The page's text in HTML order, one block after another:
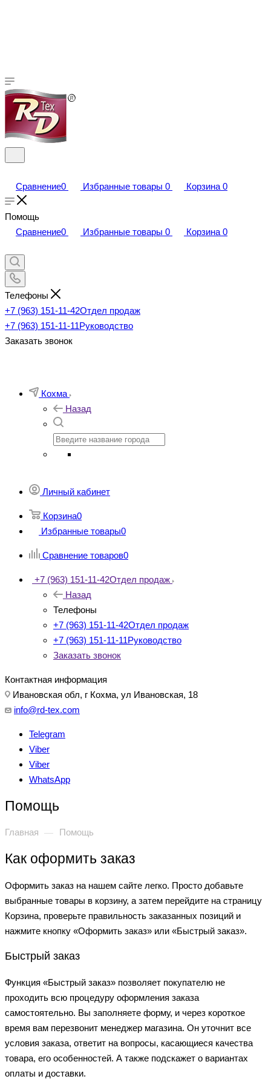
Сравнение0 Избранные товары 0 Корзина 0
Помощь
Сравнение0 Избранные товары 0 Корзина 0
Телефоны
+7 (963) 151-11-42Отдел продаж
+7 (963) 151-11-11Руководство
Заказать звонок
Кохма
Назад
Личный кабинет
Корзина0
Избранные товары0
Сравнение товаров0
+7 (963) 151-11-42Отдел продаж
Назад
Телефоны
+7 (963) 151-11-42Отдел продаж
+7 (963) 151-11-11Руководство
Заказать звонок
Контактная информация
Ивановская обл, г Кохма, ул Ивановская, 18
info@rd-tex.com
Telegram
Viber
Viber
WhatsApp
Помощь
Главная — Помощь
Как оформить заказ
Оформить заказ на нашем сайте легко. Просто добавьте
выбранные товары в корзину, а затем перейдите на страницу
Корзина, проверьте правильность заказанных позиций и
нажмите кнопку «Оформить заказ» или «Быстрый заказ».
Быстрый заказ
Функция «Быстрый заказ» позволяет покупателю не
проходить всю процедуру оформления заказа
самостоятельно. Вы заполняете форму, и через короткое
время вам перезвонит менеджер магазина. Он уточнит все
условия заказа, ответит на вопросы, касающиеся качества
товара, его особенностей. А также подскажет о вариантах
оплаты и доставки.